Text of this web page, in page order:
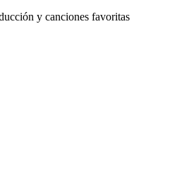
y canciones favoritas